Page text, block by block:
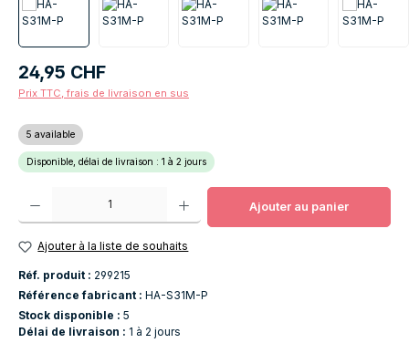
Prix régulier :
24,95 CHF
Prix TTC, frais de livraison en sus
5 available
Disponible, délai de livraison : 1 à 2 jours
Quantité de produit : Entrez la quantité souhaitée ou utilisez les boutons
Ajouter au panier
Ajouter à la liste de souhaits
Réf. produit : 299215
Référence fabricant : HA-S31M-P
Stock disponible : 5
Délai de livraison : 1 à 2 jours